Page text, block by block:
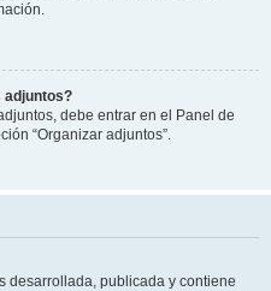
adjuntos?
debe entrar en el Panel de
“Organizar adjuntos”.
desarrollada, publicada y contiene